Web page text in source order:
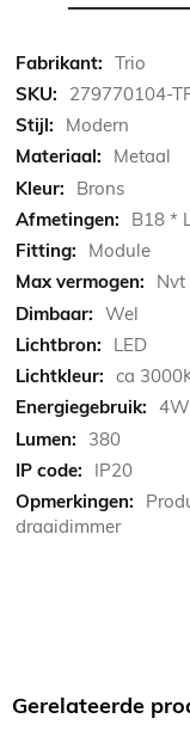
Meer
informatie
Trio
279770104-
Modern
Metaal
Brons
B18 *
Module
Nvt
Wel
LED
ca
4W
380
IP20
draaidimmer
Gerelateerde